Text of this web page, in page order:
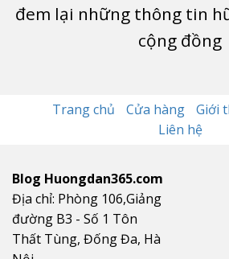
đem lại những thông tin
cộng đồng
Trang chủ Cửa hàng Giới
Liên hệ
Blog Huongdan365.com
Địa chỉ: Phòng 106,Giảng
đường B3 - Số 1 Tôn
Thất Tùng, Đống Đa, Hà